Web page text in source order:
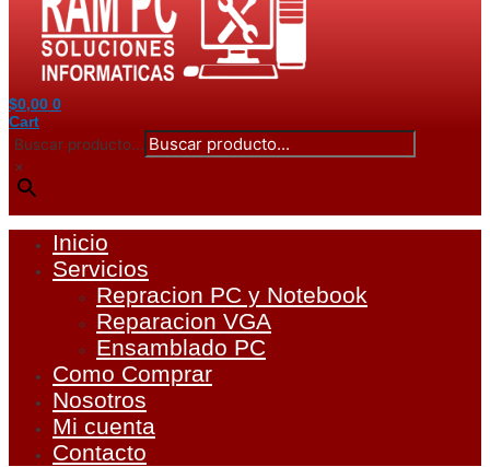
$0,00 0
Cart
Buscar producto...
×
Inicio
Servicios
Repracion PC y Notebook
Reparacion VGA
Ensamblado PC
Como Comprar
Nosotros
Mi cuenta
Contacto